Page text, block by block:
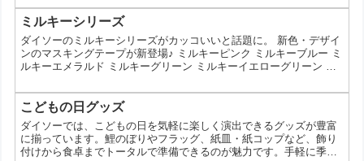
のはちょっと予算オーバー…なんて思っている方も多いのではない
でしょうか？そんな方におすすめなのが、100円ショップのダイソ
ーで販売されているパーティーバルーンです。今回は、ダイソーの
パーティーバルーンの魅力を徹底解剖！種類や選び方、飾...
ミルキーシリーズ
ダイソーのミルキーシリーズがカッコいいと話題に。 新色・デザイ
ンのマスキングテープが新登場♪ ミルキーピンク ミルキーブルー ミ
ルキーエメラルド ミルキーグリーン ミルキーイエローグリーン ミ
きシリーズ・色鉛筆 お絵描きシリーズ・水彩 お絵描きシリーズ・
クレヨン ※各種100円（税抜） この投稿をInstagramで見る 新色・
デザインのマスキングテープが新登場♪ ミルキーピンク ミルキーブ
ルー ミルキーエメラル...
こどもの日グッズ
ダイソーでは、こどもの日を気軽に楽しく演出できるグッズが豊富
に揃っています。鯉のぼりやフラッグ、紙皿・紙コップなど、飾り
付けから食卓までトータルで準備できるのが魅力です。手軽に季節